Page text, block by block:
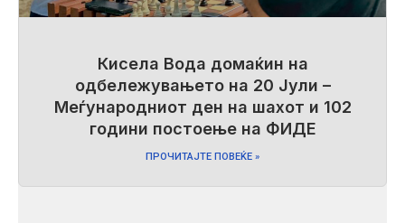
Кисела Вода домаќин на
одбележувањето на 20 Јули –
Меѓународниот ден на шахот и 102
години постоење на ФИДЕ
ПРОЧИТАЈТЕ ПОВЕЌЕ »